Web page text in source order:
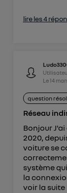
lire les 4
Le14
question
Réseau
Bonjour
2020,
voiture se
système
la
voir la suite